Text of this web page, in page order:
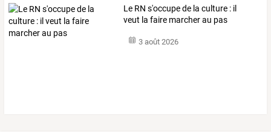
Le RN s'occupe de la culture : il
veut la faire marcher au pas
3 août 2026